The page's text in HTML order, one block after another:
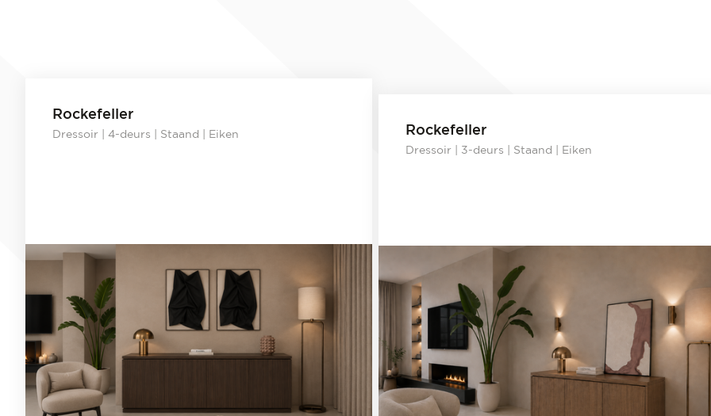
Rockefeller
Dressoir | 4-deurs | Staand | Eiken Rockefeller
Dressoir | 3-deurs | Staand | Eiken